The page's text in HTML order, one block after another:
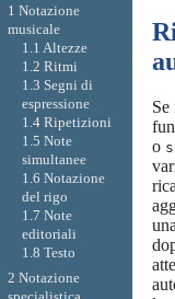
o
1 Notazione
musicale
1.1 Altezze
1.2 Ritmi
1.3 Segni di
espressione
1.4 Ripetizioni
1.5 Note
simultanee
1.6 Notazione
del rigo
1.7 Note
editoriali
1.8 Testo
2 Notazione